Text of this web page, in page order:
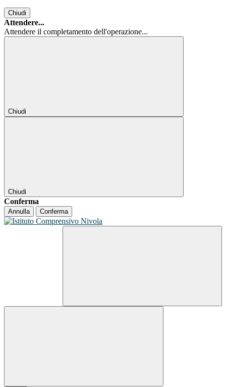
Chiudi
Attendere...
Attendere il completamento dell'operazione...
Chiudi
Chiudi
Conferma
Annulla Conferma